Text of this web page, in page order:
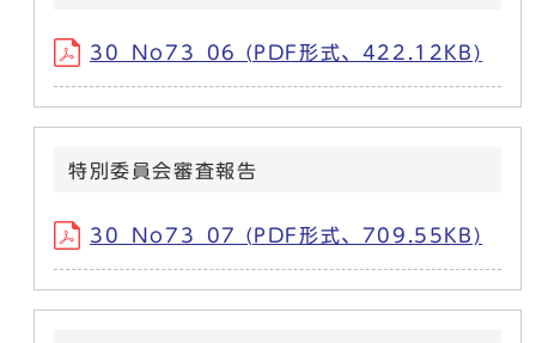
30_No73_06 (PDF形式、422.12KB)
特別委員会審査報告
30_No73_07 (PDF形式、709.55KB)